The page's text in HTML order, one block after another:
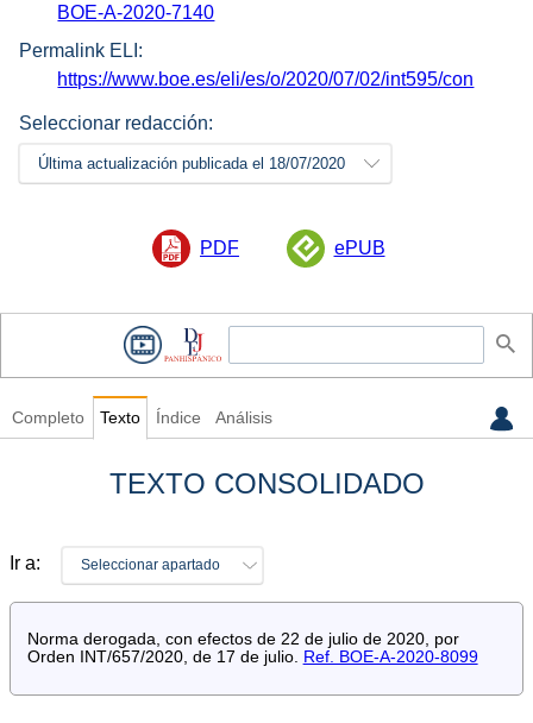
BOE-A-2020-7140
Permalink ELI:
https://www.boe.es/eli/es/o/2020/07/02/int595/con
Seleccionar redacción:
Última actualización publicada el 18/07/2020
PDF ePUB
Completo Texto Índice Análisis
TEXTO CONSOLIDADO
Ir a: Seleccionar apartado
Norma derogada, con efectos de 22 de julio de 2020, por
Orden INT/657/2020, de 17 de julio. Ref. BOE-A-2020-8099